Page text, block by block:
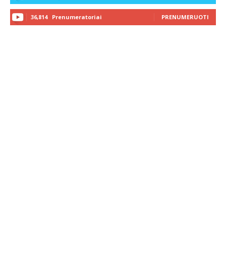
36,814 Prenumeratoriai PRENUMERUOTI